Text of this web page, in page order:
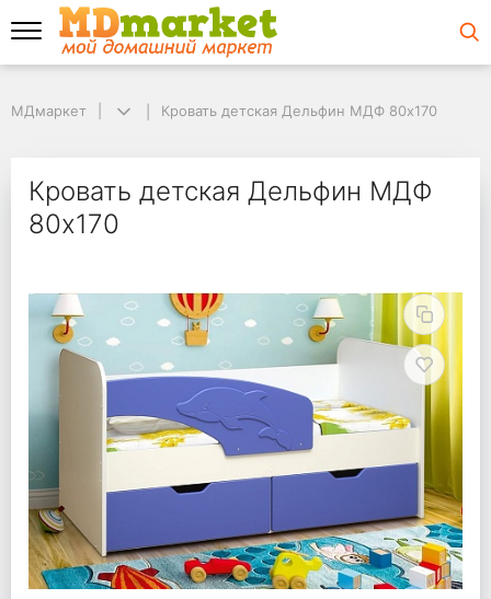
Кровать детская Дельфин МДФ 80х170
МДмаркет Кровать детская Дельфин МДФ 80х170
Кровать детская Дельфин МДФ
80х170